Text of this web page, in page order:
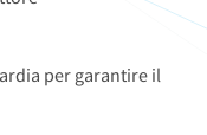
per garantire il